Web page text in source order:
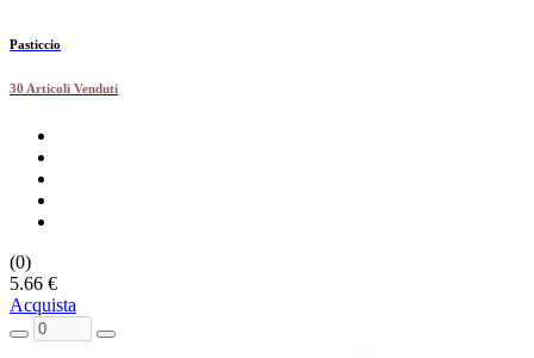
Pasticcio
30 Articoli Venduti
(0)
5.66 €
Acquista